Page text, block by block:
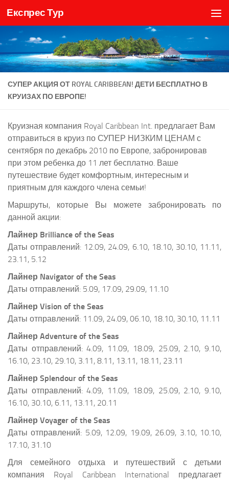
Skip to content
Експрес Тур
СУПЕР АКЦИЯ ОТ ROYAL CARIBBEAN! ДЕТИ БЕСПЛАТНО В
КРУИЗАХ ПО ЕВРОПЕ!
Круизная компания Royal Caribbean Int. предлагает Вам
отправиться в круиз по СУПЕР НИЗКИМ ЦЕНАМ с
сентября по декабрь 2010 по Европе, забронировав
при этом ребенка до 11 лет бесплатно. Ваше
путешествие будет комфортным, интересным и
приятным для каждого члена семьи!
Маршруты, которые Вы можете забронировать по
данной акции:
Лайнер Brilliance of the Seas
Даты отправлений: 12.09, 24.09, 6.10, 18.10, 30.10, 11.11,
23.11, 5.12
Лайнер Navigator of the Seas
Даты отправлений: 5.09, 17.09, 29.09, 11.10
Лайнер Vision of the Seas
Даты отправлений: 11.09, 24.09, 06.10, 18.10, 30.10, 11.11
Лайнер Adventure of the Seas
Даты отправлений: 4.09, 11.09, 18.09, 25.09, 2.10, 9.10,
16.10, 23.10, 29.10, 3.11, 8.11, 13.11, 18.11, 23.11
Лайнер Splendour of the Seas
Даты отправлений: 4.09, 11.09, 18.09, 25.09, 2.10, 9.10,
16.10, 30.10, 6.11, 13.11, 20.11
Лайнер Voyager of the Seas
Даты отправлений: 5.09, 12.09, 19.09, 26.09, 3.10, 10.10,
17.10, 31.10
Для семейного отдыха и путешествий с детьми
компания Royal Caribbean International предлагает